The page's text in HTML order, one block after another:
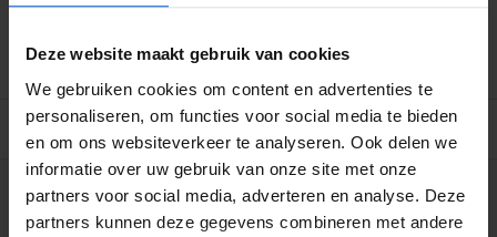
Deze website maakt gebruik van cookies
We gebruiken cookies om content en advertenties te
personaliseren, om functies voor social media te bieden
en om ons websiteverkeer te analyseren. Ook delen we
informatie over uw gebruik van onze site met onze
partners voor social media, adverteren en analyse. Deze
partners kunnen deze gegevens combineren met andere
Afhalen (in Rhenen) mogelijk
BESCHRIJVING
WIJ HELPEN JE GRAAG